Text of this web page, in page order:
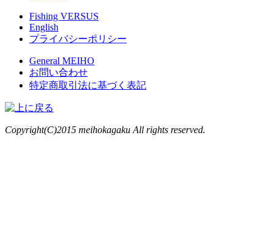
Fishing VERSUS
English
プライバシーポリシー
General MEIHO
お問い合わせ
特定商取引法に基づく表記
Copyright(C)2015 meihokagaku All rights reserved.